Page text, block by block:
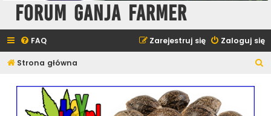
Forum Ganja Farmer
FAQ Zaloguj się
Zarejestruj się
Strona główna